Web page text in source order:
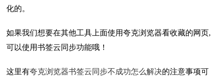
化的。
如果我们想要在其他工具上面使用夸克浏览器看收藏的网页,
可以使用书签云同步功能哦！
这里有夸克浏览器书签云同步不成功怎么解决的注意事项可